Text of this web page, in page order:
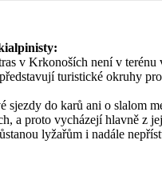
v Krkonoších není v
turistické okruhy
sjezdy do karů ani o slalom
a proto vycházejí hlavně z
lyžařům i nadále